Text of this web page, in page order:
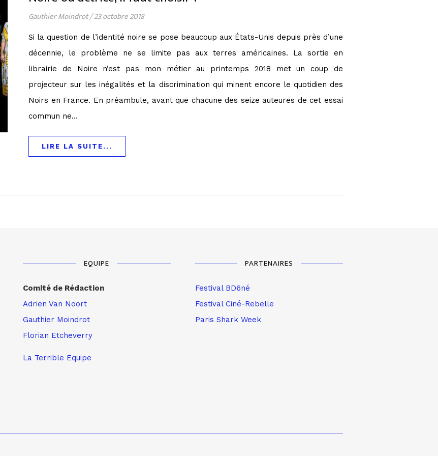
Gauthier Moindrot/23 octobre 2018
Si la question de l’identité noire se pose beaucoup aux États-Unis depuis près d’une
décennie, le problème ne se limite pas aux terres américaines. La sortie en
librairie de Noire n’est pas mon métier au printemps 2018 met un coup de
projecteur sur les inégalités et la discrimination qui minent encore le quotidien des
Noirs en France. En préambule, avant que chacune des seize auteures de cet essai
commun ne…
LIRE LA SUITE...
EQUIPE
Comité de Rédaction
Adrien Van Noort
Gauthier Moindrot
Florian Etcheverry
La Terrible Equipe
PARTENAIRES
Festival BD6né
Festival Ciné-Rebelle
Paris Shark Week